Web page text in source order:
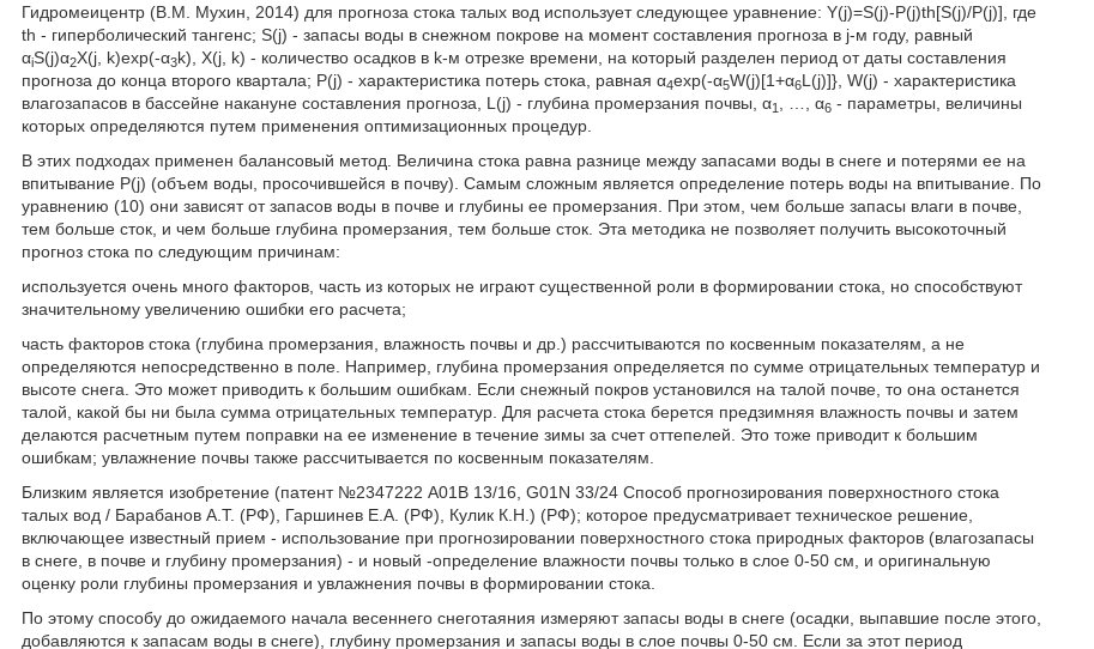
Гидромеицентр (В.М. Мухин, 2014) для прогноза стока талых вод использует следующее уравнение: Y(j)=S(j)-P(j)th[S(j)/P(j)], где
th - гиперболический тангенс; S(j) - запасы воды в снежном покрове на момент составления прогноза в j-м году, равный
αiS(j)α2X(j, k)ехр(-α3k), X(j, k) - количество осадков в k-м отрезке времени, на который разделен период от даты составления
прогноза до конца второго квартала; P(j) - характеристика потерь стока, равная α4exp(-α5W(j)[1+α6L(j)]}, W(j) - характеристика
влагозапасов в бассейне накануне составления прогноза, L(j) - глубина промерзания почвы, α1 , …, α6 - параметры, величины
которых определяются путем применения оптимизационных процедур.
В этих подходах применен балансовый метод. Величина стока равна разнице между запасами воды в снеге и потерями ее на
впитывание P(j) (объем воды, просочившейся в почву). Самым сложным является определение потерь воды на впитывание. По
уравнению (10) они зависят от запасов воды в почве и глубины ее промерзания. При этом, чем больше запасы влаги в почве,
тем больше сток, и чем больше глубина промерзания, тем больше сток. Эта методика не позволяет получить высокоточный
прогноз стока по следующим причинам:
используется очень много факторов, часть из которых не играют существенной роли в формировании стока, но способствуют
значительному увеличению ошибки его расчета;
часть факторов стока (глубина промерзания, влажность почвы и др.) рассчитываются по косвенным показателям, а не
определяются непосредственно в поле. Например, глубина промерзания определяется по сумме отрицательных температур и
высоте снега. Это может приводить к большим ошибкам. Если снежный покров установился на талой почве, то она останется
талой, какой бы ни была сумма отрицательных температур. Для расчета стока берется предзимняя влажность почвы и затем
делаются расчетным путем поправки на ее изменение в течение зимы за счет оттепелей. Это тоже приводит к большим
ошибкам; увлажнение почвы также рассчитывается по косвенным показателям.
Близким является изобретение (патент №2347222 А01В 13/16, G01N 33/24 Способ прогнозирования поверхностного стока
талых вод / Барабанов А.Т. (РФ), Гаршинев Е.А. (РФ), Кулик К.Н.) (РФ); которое предусматривает техническое решение,
включающее известный прием - использование при прогнозировании поверхностного стока природных факторов (влагозапасы
в снеге, в почве и глубину промерзания) - и новый -определение влажности почвы только в слое 0-50 см, и оригинальную
оценку роли глубины промерзания и увлажнения почвы в формировании стока.
По этому способу до ожидаемого начала весеннего снеготаяния измеряют запасы воды в снеге (осадки, выпавшие после этого,
добавляются к запасам воды в снеге), глубину промерзания и запасы воды в слое почвы 0-50 см. Если за этот период